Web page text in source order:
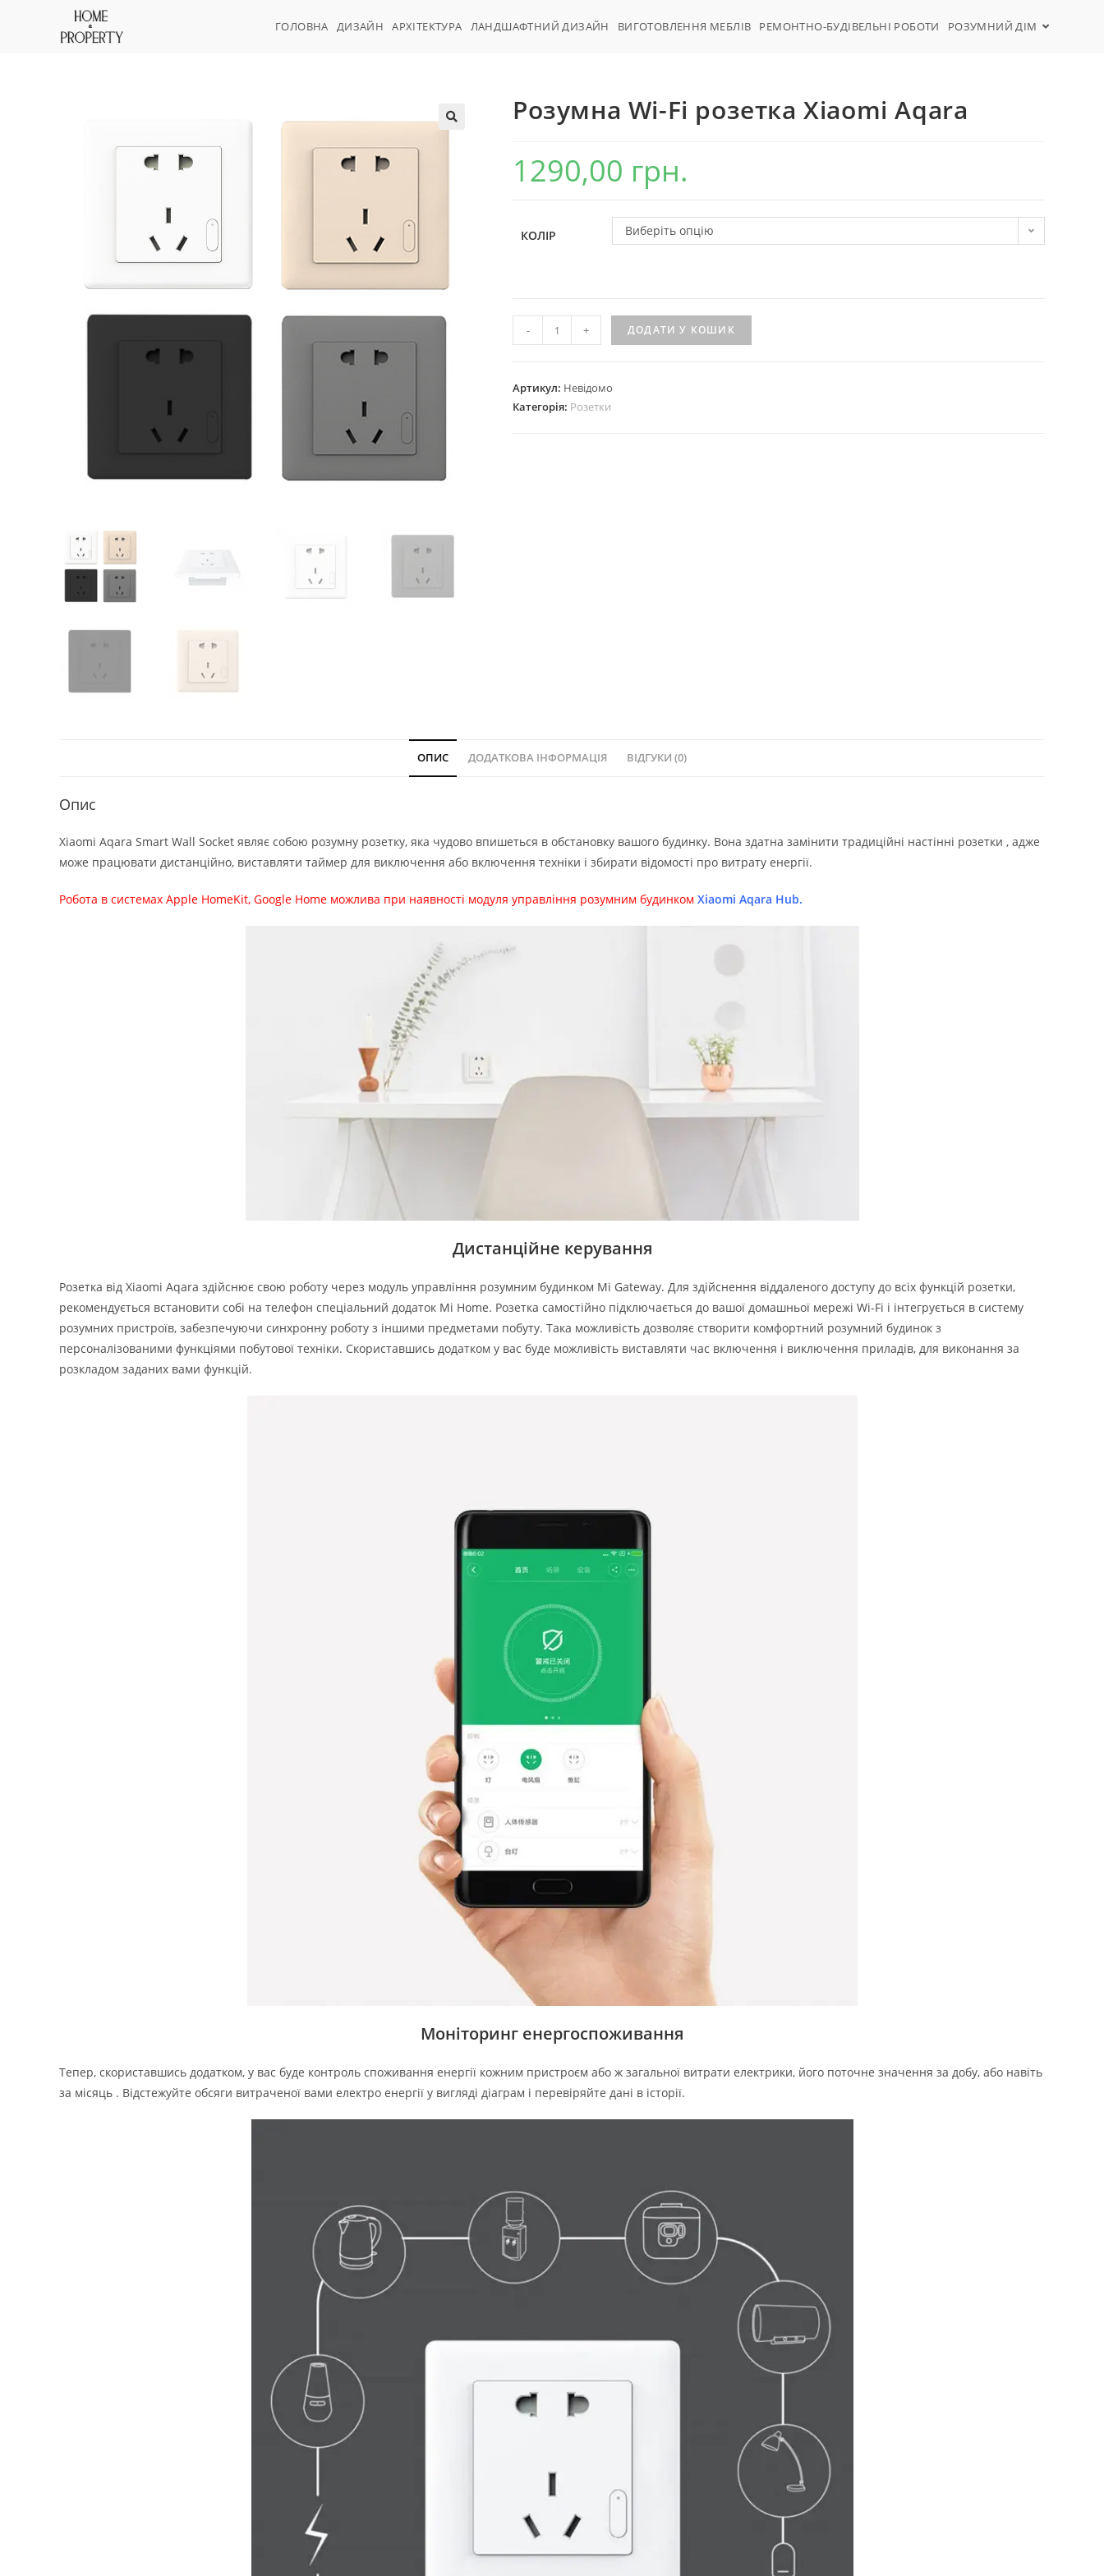
ГОЛОВНА ДИЗАЙН АРХІТЕКТУРА ЛАНДШАФТНИЙ ДИЗАЙН ВИГОТОВЛЕННЯ МЕБЛІВ РЕМОНТНО-БУДІВЕЛЬНІ РОБОТИ РОЗУМНИЙ ДІМ
Розумна Wi-Fi розетка Xiaomi Aqara
1290,00 грн.
КОЛІР Виберіть опцію
- + ДОДАТИ У КОШИК
Артикул: Невідомо
Категорія: Розетки
ОПИС ДОДАТКОВА ІНФОРМАЦІЯ ВІДГУКИ (0)
Опис
Xiaomi Aqara Smart Wall Socket являє собою розумну розетку, яка чудово впишеться в обстановку вашого будинку. Вона здатна замінити традиційні настінні розетки , адже
може працювати дистанційно, виставляти таймер для виключення або включення техніки і збирати відомості про витрату енергії.
Робота в системах Apple HomeKit, Google Home можлива при наявності модуля управління розумним будинком Xiaomi Aqara Hub.
Дистанційне керування
Розетка від Xiaomi Aqara здійснює свою роботу через модуль управління розумним будинком Mi Gateway. Для здійснення віддаленого доступу до всіх функцій розетки,
рекомендується встановити собі на телефон спеціальний додаток Mi Home. Розетка самостійно підключається до вашої домашньої мережі Wi-Fi і інтегрується в систему
розумних пристроїв, забезпечуючи синхронну роботу з іншими предметами побуту. Така можливість дозволяє створити комфортний розумний будинок з
персоналізованими функціями побутової техніки. Скориставшись додатком у вас буде можливість виставляти час включення і виключення приладів, для виконання за
розкладом заданих вами функцій.
Моніторинг енергоспоживання
Тепер, скориставшись додатком, у вас буде контроль споживання енергії кожним пристроєм або ж загальної витрати електрики, його поточне значення за добу, або навіть
за місяць . Відстежуйте обсяги витраченої вами електро енергії у вигляді діаграм і перевіряйте дані в історії.